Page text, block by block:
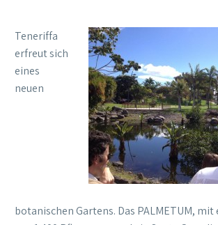
Teneriffa
erfreut sich
eines
neuen
botanischen Gartens. Das PALMETUM,